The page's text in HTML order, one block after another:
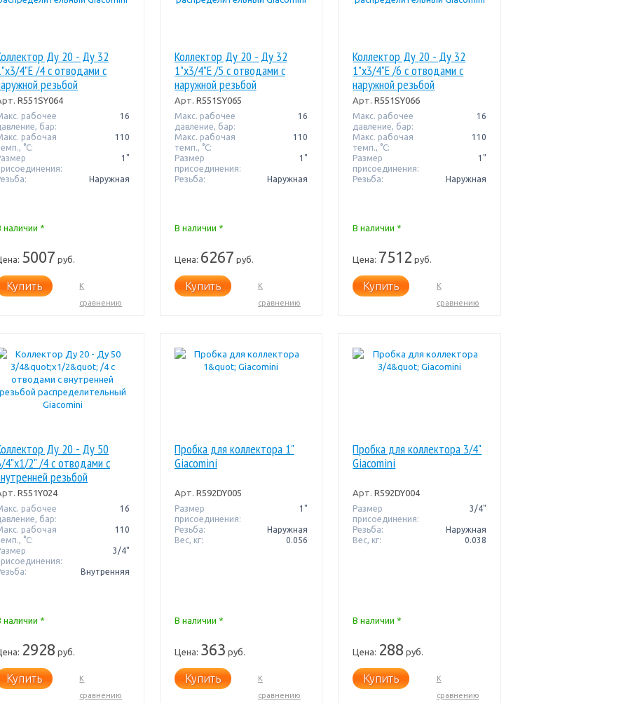
Ду 20 - Ду 32
4"E /4 с отводами с
резьбой
R551SY064
рабочее
бар:
16
рабочая
°С:
110
1"
Наружная
наличии *
5007 руб.
Купить
К
сравнению
Коллектор Ду 20 - Ду 32
1"x3/4"E /5 с отводами с
наружной резьбой
распределительный
Giacomini
Арт. R551SY065
Макс. рабочее
давление, бар:
16
Макс. рабочая
темп., °С:
110
Размер
присоединения:
1"
Резьба: Наружная
В наличии *
Цена: 6267 руб.
Купить
К
сравнению
Коллектор Ду 20 - Ду 32
1"x3/4"E /6 с отводами с
наружной резьбой
распределительный
Giacomini
Арт. R551SY066
Макс. рабочее
давление, бар:
16
Макс. рабочая
темп., °С:
110
Размер
присоединения:
1"
Резьба: Наружная
В наличии *
Цена: 7512 руб.
Купить
К
сравнению
Ду 20 - Ду 50
4"x1/2" /4 с отводами с
резьбой
R551Y024
рабочее
бар:
16
рабочая
°С:
110
3/4"
Внутренняя
наличии *
2928 руб.
Купить
К
сравнению
Пробка для коллектора 1"
Giacomini
Арт. R592DY005
Размер
присоединения:
1"
Резьба:
Наружная
Вес, кг:
0.056
В наличии *
Цена: 363 руб.
Купить
К
сравнению
Пробка для коллектора 3/4"
Giacomini
Арт. R592DY004
Размер
присоединения:
3/4"
Резьба:
Наружная
Вес, кг:
0.038
В наличии *
Цена: 288 руб.
Купить
К
сравнению